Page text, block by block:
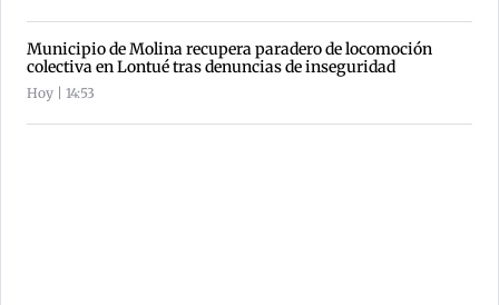
Municipio de Molina recupera paradero de locomoción
colectiva en Lontué tras denuncias de inseguridad
Hoy | 14:53